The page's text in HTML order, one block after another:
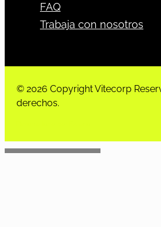
FAQ
Trabaja con nosotros
© 2026 Copyright Vitecorp
derechos.